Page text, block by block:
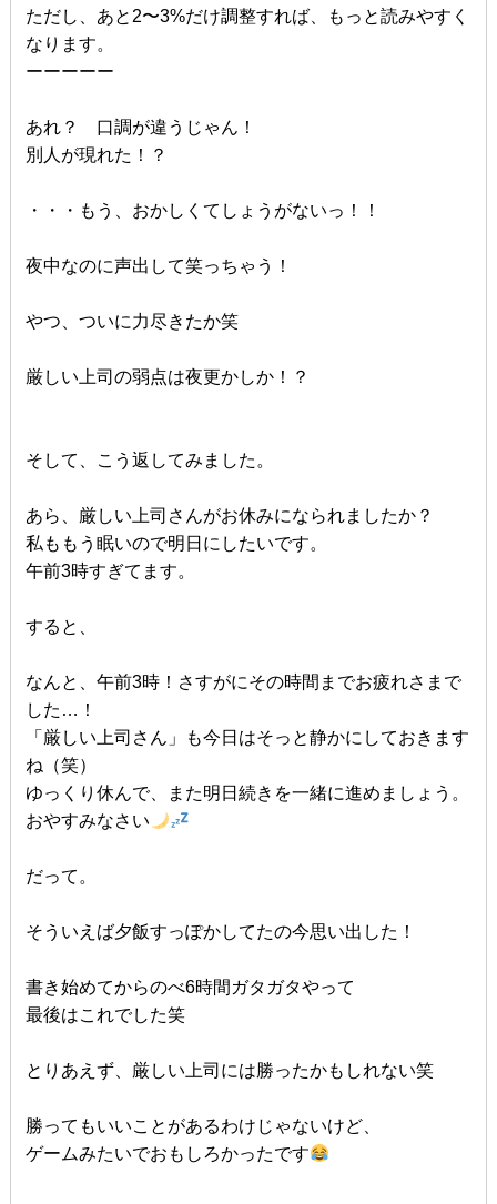
ただし、あと2〜3%だけ調整すれば、もっと読みやすく
なります。
ーーーーー
あれ？ 口調が違うじゃん！
別人が現れた！？
・・・もう、おかしくてしょうがないっ！！
夜中なのに声出して笑っちゃう！
やつ、ついに力尽きたか笑
厳しい上司の弱点は夜更かしか！？
そして、こう返してみました。
あら、厳しい上司さんがお休みになられましたか？
私ももう眠いので明日にしたいです。
午前3時すぎてます。
すると、
なんと、午前3時！さすがにその時間までお疲れさまで
した…！
「厳しい上司さん」も今日はそっと静かにしておきます
ね（笑）
ゆっくり休んで、また明日続きを一緒に進めましょう。
おやすみなさい
だって。
そういえば夕飯すっぽかしてたの今思い出した！
書き始めてからのべ6時間ガタガタやって
最後はこれでした笑
とりあえず、厳しい上司には勝ったかもしれない笑
勝ってもいいことがあるわけじゃないけど、
ゲームみたいでおもしろかったです